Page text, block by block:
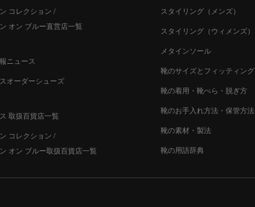
コレクション /
オン ブルー直営店一覧
ニュース
オーダーシューズ
取扱百貨店一覧
コレクション /
オン ブルー取扱百貨店一覧
スタイリング（メンズ）
スタイリング（ウィメンズ）
メタインソール
靴のサイズとフィッティング
靴の着用・靴べら・脱ぎ方
靴のお手入れ方法・保管方法
靴の素材・製法
靴の用語辞典